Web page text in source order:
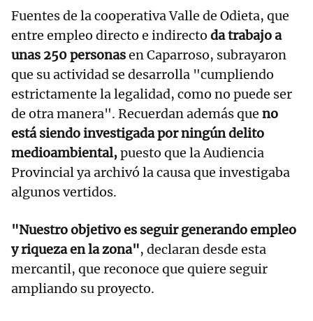
Fuentes de la cooperativa Valle de Odieta, que
entre empleo directo e indirecto da trabajo a
unas 250 personasen Caparroso, subrayaron
que su actividad se desarrolla "cumpliendo
estrictamente la legalidad, como no puede ser
de otra manera". Recuerdan además que no
está siendo investigada por ningún delito
medioambiental,puesto que la Audiencia
Provincial ya archivó la causa que investigaba
algunos vertidos.
"Nuestro objetivo es seguir generando empleo
y riqueza en la zona", declaran desde esta
mercantil, que reconoce que quiere seguir
ampliando su proyecto.